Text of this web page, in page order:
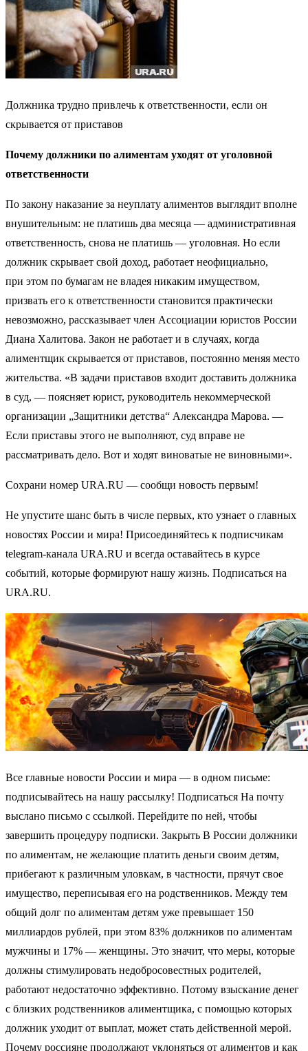
Должника трудно привлечь к ответственности, если он
скрывается от приставов
Почему должники по алиментам уходят от уголовной
ответственности
По закону наказание за неуплату алиментов выглядит вполне
внушительным: не платишь два месяца — административная
ответственность, снова не платишь — уголовная. Но если
должник скрывает свой доход, работает неофициально,
при этом по бумагам не владея никаким имуществом,
призвать его к ответственности становится практически
невозможно, рассказывает член Ассоциации юристов России
Диана Халитова. Закон не работает и в случаях, когда
алиментщик скрывается от приставов, постоянно меняя место
жительства. «В задачи приставов входит доставить должника
в суд, — поясняет юрист, руководитель некоммерческой
организации „Защитники детства“ Александра Марова. —
Если приставы этого не выполняют, суд вправе не
рассматривать дело. Вот и ходят виноватые не виновными».
Сохрани номер URA.RU — сообщи новость первым!
Не упустите шанс быть в числе первых, кто узнает о главных
новостях России и мира! Присоединяйтесь к подписчикам
telegram-канала URA.RU и всегда оставайтесь в курсе
событий, которые формируют нашу жизнь. Подписаться на
URA.RU.
Все главные новости России и мира — в одном письме:
подписывайтесь на нашу рассылку! Подписаться На почту
выслано письмо с ссылкой. Перейдите по ней, чтобы
завершить процедуру подписки. Закрыть В России должники
по алиментам, не желающие платить деньги своим детям,
прибегают к различным уловкам, в частности, прячут свое
имущество, переписывая его на родственников. Между тем
общий долг по алиментам детям уже превышает 150
миллиардов рублей, при этом 83% должников по алиментам
мужчины и 17% — женщины. Это значит, что меры, которые
должны стимулировать недобросовестных родителей,
работают недостаточно эффективно. Потому взыскание денег
с близких родственников алиментщика, с помощью которых
должник уходит от выплат, может стать действенной мерой.
Почему россияне продолжают уклоняться от алиментов и как